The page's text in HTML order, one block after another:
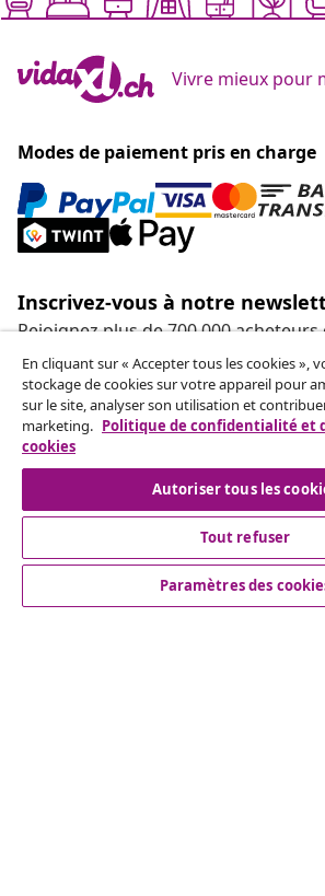
Vivre mieux pour
Modes de paiement pris en charge
Inscrivez-vous à notre
Rejoignez plus de 700 000
offres hebdomadaires, les
les nouveautés de vidaXL.
Nos comptes de réseaux sociaux
Service Clients
En cliquant sur « Accepter tous les cookies »,
stockage de cookies sur votre appareil pour
sur le site, analyser son utilisation et
marketing. Politique de confidentialité et
cookies
Autoriser tous les
Tout refuser
Paramètres des